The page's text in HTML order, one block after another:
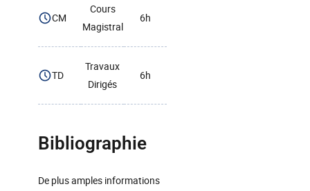
CM
Cours
Magistral
6h
TD
Travaux
Dirigés
6h
Bibliographie
De plus amples informations